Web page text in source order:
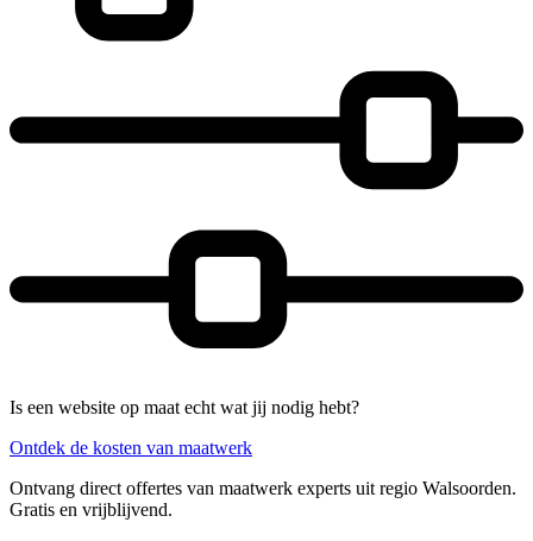
Is een website op maat echt wat jij nodig hebt?
Ontdek de kosten van maatwerk
Ontvang direct offertes van maatwerk experts uit regio Walsoorden.
Gratis en vrijblijvend.